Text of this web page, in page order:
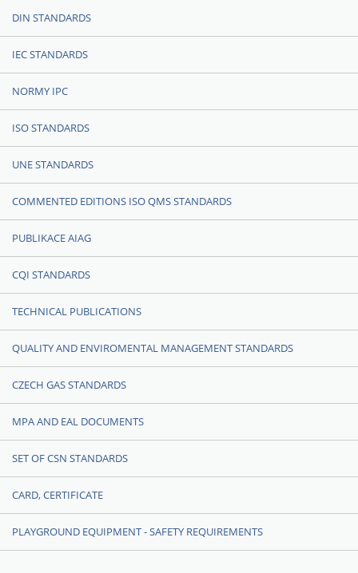
DIN STANDARDS
IEC STANDARDS
NORMY IPC
ISO STANDARDS
UNE STANDARDS
COMMENTED EDITIONS ISO QMS STANDARDS
PUBLIKACE AIAG
CQI STANDARDS
TECHNICAL PUBLICATIONS
QUALITY AND ENVIROMENTAL MANAGEMENT STANDARDS
CZECH GAS STANDARDS
MPA AND EAL DOCUMENTS
SET OF CSN STANDARDS
CARD, CERTIFICATE
PLAYGROUND EQUIPMENT - SAFETY REQUIREMENTS